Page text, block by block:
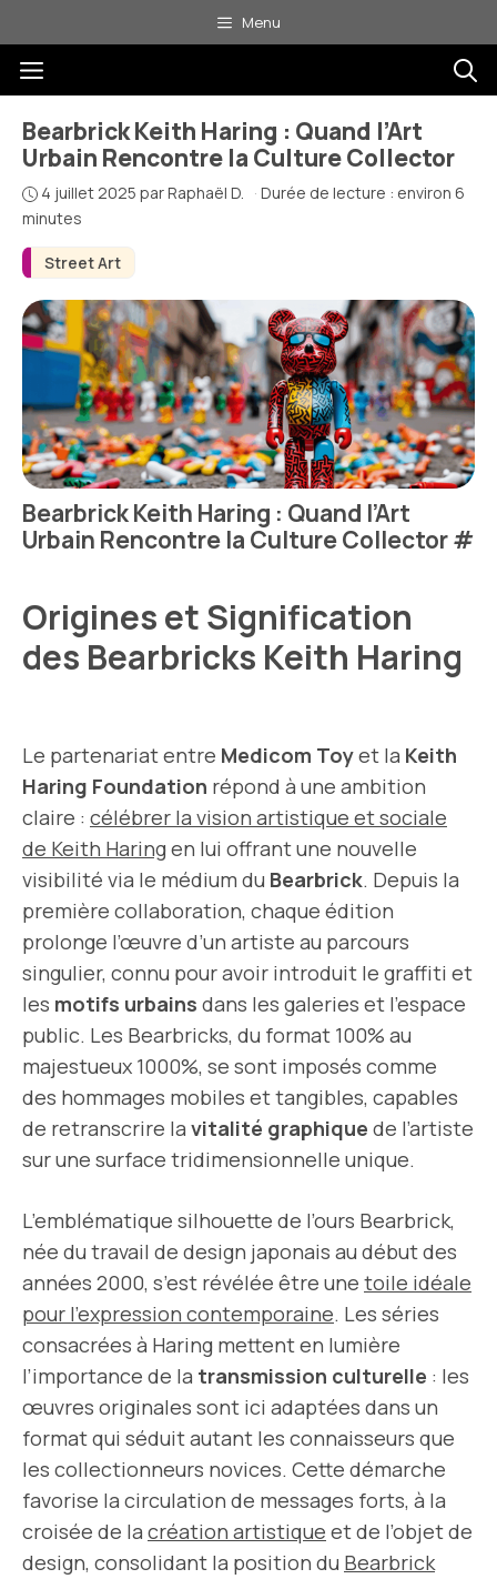
au
contenu
Menu
Menu
Street Art
Bearbrick Keith Haring : Quand l’Art
Urbain Rencontre la Culture Collector
4 juillet 2025 parRaphaël D. · Durée de lecture : environ 6
minutes
Bearbrick Keith Haring : Quand l’Art
Urbain Rencontre la Culture Collector#
Origines et Signification
des Bearbricks Keith Haring
Le partenariat entre Medicom Toyet la Keith
Haring Foundation répond à une ambition
claire : célébrer la vision artistique et sociale
de Keith Haringen lui offrant une nouvelle
visibilité via le médium du Bearbrick. Depuis la
première collaboration, chaque édition
prolonge l’œuvre d’un artiste au parcours
singulier, connu pour avoir introduit le graffiti et
les motifs urbains dans les galeries et l’espace
public. Les Bearbricks, du format 100% au
majestueux 1000%, se sont imposés comme
des hommages mobiles et tangibles, capables
de retranscrire la vitalité graphique de l’artiste
sur une surface tridimensionnelle unique.
L’emblématique silhouette de l’ours Bearbrick,
née du travail de design japonais au début des
années 2000, s’est révélée être une toile idéale
pour l’expression contemporaine. Les séries
consacrées à Haring mettent en lumière
l’importance de la transmission culturelle : les
œuvres originales sont ici adaptées dans un
format qui séduit autant les connaisseurs que
les collectionneurs novices. Cette démarche
favorise la circulation de messages forts, à la
croisée de la création artistique et de l’objet de
design, consolidant la position du Bearbrick